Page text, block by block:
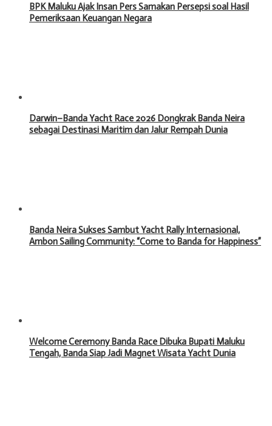
BPK Maluku Ajak Insan Pers Samakan Persepsi soal Hasil
Pemeriksaan Keuangan Negara
Darwin–Banda Yacht Race 2026 Dongkrak Banda Neira
sebagai Destinasi Maritim dan Jalur Rempah Dunia
Banda Neira Sukses Sambut Yacht Rally Internasional,
Ambon Sailing Community: “Come to Banda for Happiness”
Welcome Ceremony Banda Race Dibuka Bupati Maluku
Tengah, Banda Siap Jadi Magnet Wisata Yacht Dunia